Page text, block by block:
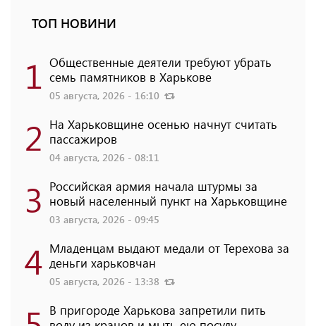
ТОП НОВИНИ
1 Общественные деятели требуют убрать
семь памятников в Харькове
05 августа, 2026 - 16:10
2 На Харьковщине осенью начнут считать
пассажиров
04 августа, 2026 - 08:11
3 Российская армия начала штурмы за
новый населенный пункт на Харьковщине
03 августа, 2026 - 09:45
4 Младенцам выдают медали от Терехова за
деньги харьковчан
05 августа, 2026 - 13:38
В пригороде Харькова запретили пить